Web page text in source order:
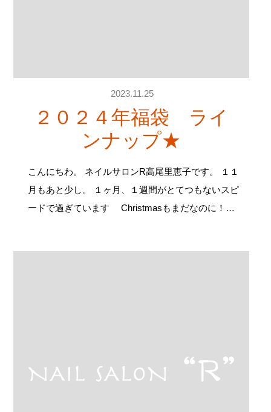
2023.11.25
２０２４年福袋 ライ
ンナップ★
こんにちわ。 ネイルサロンR高尾里恵子です。 １１
月もあと少し。 １ヶ月、１週間がとてつもないスピ
ードで過ぎています Christmasもまだなのに！…